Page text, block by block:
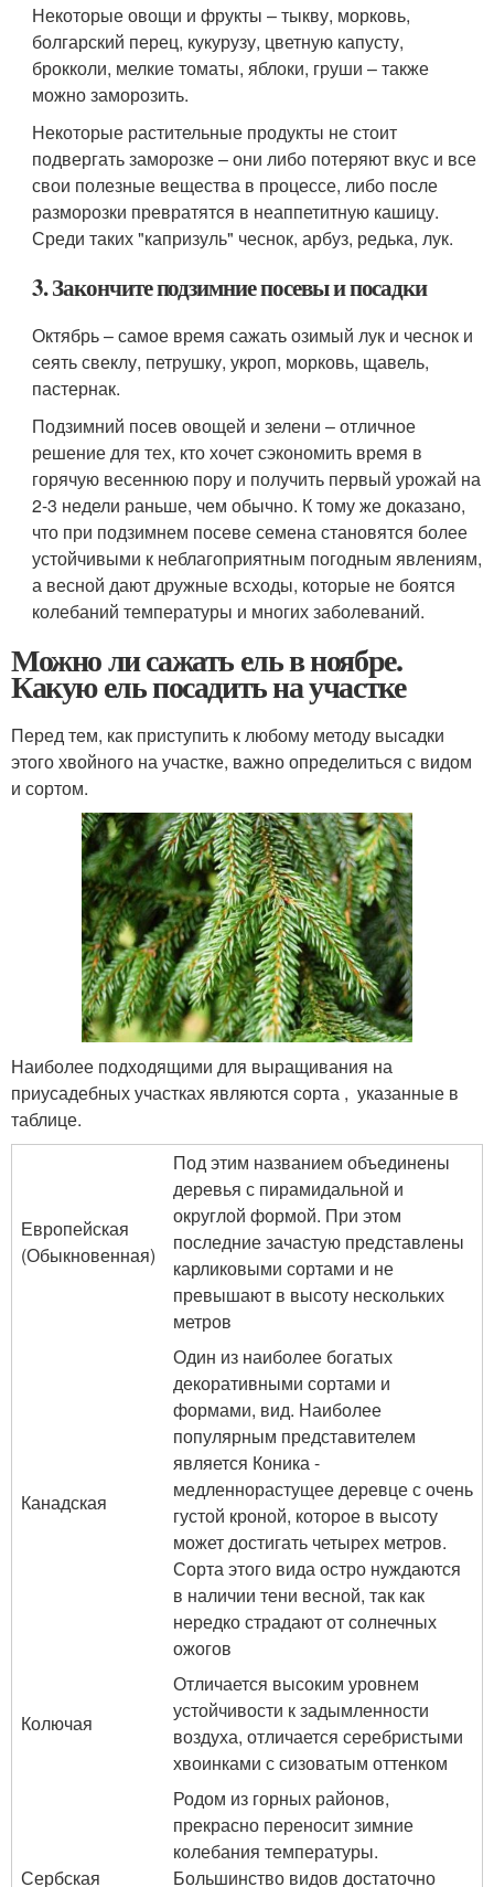
Некоторые овощи и фрукты – тыкву, морковь,
болгарский перец, кукурузу, цветную капусту,
брокколи, мелкие томаты, яблоки, груши – также
можно заморозить.
Некоторые растительные продукты не стоит
подвергать заморозке – они либо потеряют вкус и все
свои полезные вещества в процессе, либо после
разморозки превратятся в неаппетитную кашицу.
Среди таких "капризуль" чеснок, арбуз, редька, лук.
3. Закончите подзимние посевы и посадки
Октябрь – самое время сажать озимый лук и чеснок и
сеять свеклу, петрушку, укроп, морковь, щавель,
пастернак.
Подзимний посев овощей и зелени – отличное
решение для тех, кто хочет сэкономить время в
горячую весеннюю пору и получить первый урожай на
2-3 недели раньше, чем обычно. К тому же доказано,
что при подзимнем посеве семена становятся более
устойчивыми к неблагоприятным погодным явлениям,
а весной дают дружные всходы, которые не боятся
колебаний температуры и многих заболеваний.
Можно ли сажать ель в ноябре.
Какую ель посадить на участке
Перед тем, как приступить к любому методу высадки
этого хвойного на участке, важно определиться с видом
и сортом.
Наиболее подходящими для выращивания на
приусадебных участках являются сорта , указанные в
таблице.
Европейская
(Обыкновенная)
Под этим названием объединены
деревья с пирамидальной и
округлой формой. При этом
последние зачастую представлены
карликовыми сортами и не
превышают в высоту нескольких
метров
Канадская
Один из наиболее богатых
декоративными сортами и
формами, вид. Наиболее
популярным представителем
является Коника -
медленнорастущее деревце с очень
густой кроной, которое в высоту
может достигать четырех метров.
Сорта этого вида остро нуждаются
в наличии тени весной, так как
нередко страдают от солнечных
ожогов
Колючая
Отличается высоким уровнем
устойчивости к задымленности
воздуха, отличается серебристыми
хвоинками с сизоватым оттенком
Сербская
Родом из горных районов,
прекрасно переносит зимние
колебания температуры.
Большинство видов достаточно